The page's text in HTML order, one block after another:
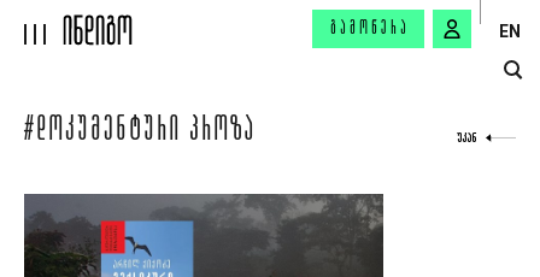
ᲒᲐᲛᲝᲬᲔᲠᲐ EN
#ᲓᲝᲙᲣᲛᲔᲜᲢᲣᲠᲘ ᲞᲠᲝᲖᲐ ᲣᲙᲐᲜ